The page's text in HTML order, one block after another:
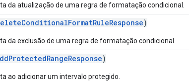
da atualização de uma regra de formatação condicional.
)
da exclusão de uma regra de formatação condicional.
)
ao adicionar um intervalo protegido.